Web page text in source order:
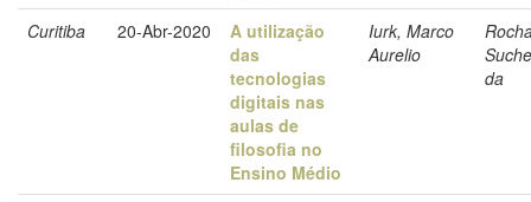
Curitiba 20-Abr-2020
A utilização
das
tecnologias
digitais nas
aulas de
filosofia no
Ensino Médio
Iurk, Marco
Aurelio
da